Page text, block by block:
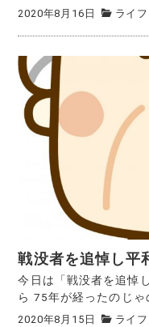
2020年8月16日 ライフ
戦没者を追悼し平
今日は「戦没者を追悼
ら 75年が経ったのじゃ
2020年8月15日 ライフ